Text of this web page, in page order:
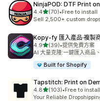
NinjaPOD: DTF Print
4.4滿分 5 顆星
(70)
共有 70 則評價
•Free to install
Sell 2,500+ custom
Kopy‑fy 匯入產品·複製
4.9滿分 5 顆星
(39)
共有 39 則評價
•提供免費方案
AI 大量克隆:一鍵匯入商品
Built for Shopify
Tapstitch: Print on
4.8滿分 5 顆星
(103)
共有 103 則評價
•Free to install
Your Reliable